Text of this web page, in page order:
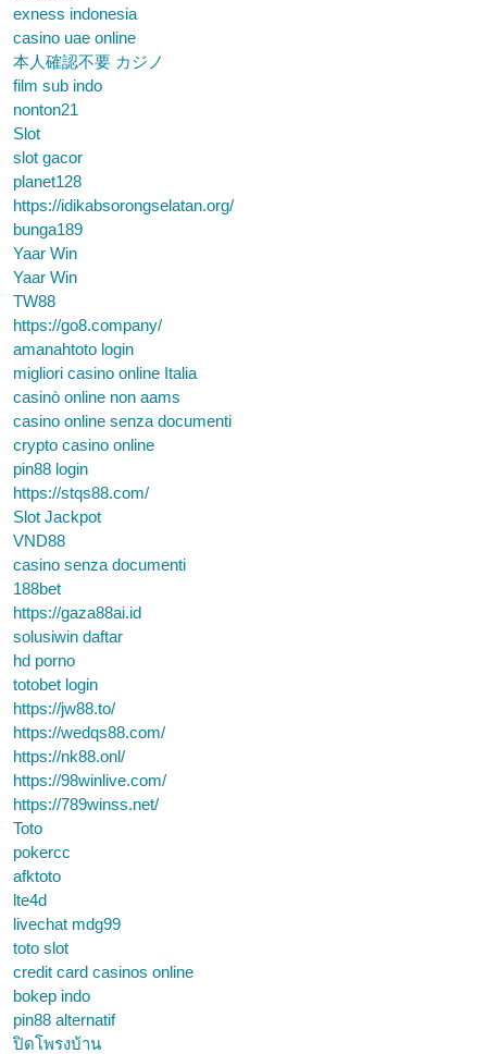
exness indonesia
casino uae online
本人確認不要 カジノ
film sub indo
nonton21
Slot
slot gacor
planet128
https://idikabsorongselatan.org/
bunga189
Yaar Win
Yaar Win
TW88
https://go8.company/
amanahtoto login
migliori casino online Italia
casinò online non aams
casino online senza documenti
crypto casino online
pin88 login
https://stqs88.com/
Slot Jackpot
VND88
casino senza documenti
188bet
https://gaza88ai.id
solusiwin daftar
hd porno
totobet login
https://jw88.to/
https://wedqs88.com/
https://nk88.onl/
https://98winlive.com/
https://789winss.net/
Toto
pokercc
afktoto
lte4d
livechat mdg99
toto slot
credit card casinos online
bokep indo
pin88 alternatif
ปิดโพรงบ้าน